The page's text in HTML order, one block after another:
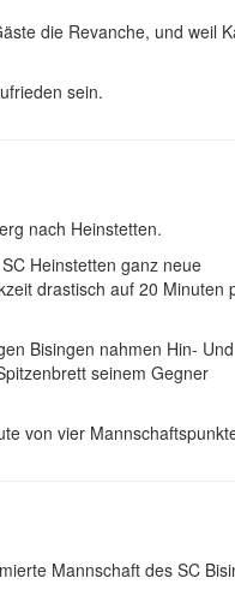
die Revanche, und weil
sein.
nach Heinstetten.
Heinstetten ganz neue
drastisch auf 20 Minuten
Bisingen nahmen Hin- Und
seinem Gegner
von vier
Mannschaft des SC